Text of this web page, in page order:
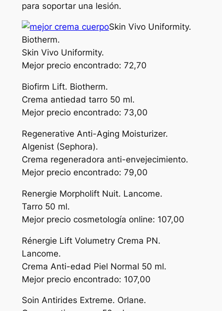
para soportar una lesión.
Skin Vivo Uniformity.
Biotherm.
Skin Vivo Uniformity.
Mejor precio encontrado: 72,70
Biofirm Lift. Biotherm.
Crema antiedad tarro 50 ml.
Mejor precio encontrado: 73,00
Regenerative Anti-Aging Moisturizer.
Algenist (Sephora).
Crema regeneradora anti-envejecimiento.
Mejor precio encontrado: 79,00
Renergie Morpholift Nuit. Lancome.
Tarro 50 ml.
Mejor precio cosmetología online: 107,00
Rénergie Lift Volumetry Crema PN.
Lancome.
Crema Anti-edad Piel Normal 50 ml.
Mejor precio encontrado: 107,00
Soin Antirides Extreme. Orlane.